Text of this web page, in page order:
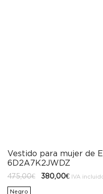
Vestido para mujer de
6D2A7K2JWDZ
475,00€
El380,00€ElIVA
Negro